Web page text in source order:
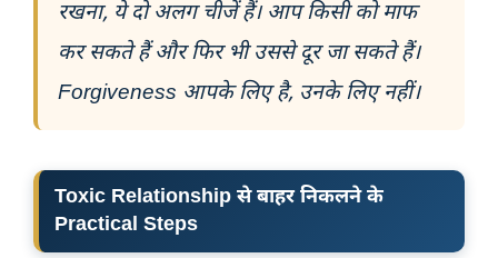
रखना, ये दो अलग चीजें हैं। आप किसी को माफ
कर सकते हैं और फिर भी उससे दूर जा सकते हैं।
Forgiveness आपके लिए है, उनके लिए नहीं।
Toxic Relationship से बाहर निकलने के
Practical Steps